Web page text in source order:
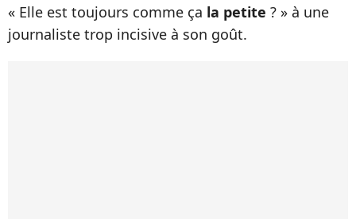
« Elle est toujours comme ça la petite ? » à une
journaliste trop incisive à son goût.